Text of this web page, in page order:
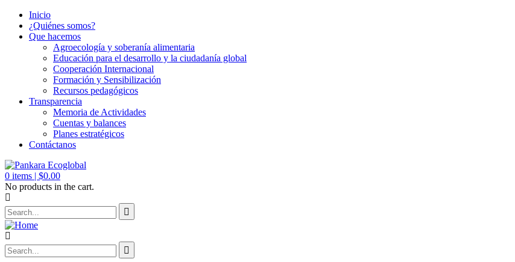
Inicio
¿Quiénes somos?
Que hacemos
Agroecología y soberanía alimentaria
Educación para el desarrollo y la ciudadanía global
Cooperación Internacional
Formación y Sensibilización
Recursos pedagógicos
Transparencia
Memoria de Actividades
Cuentas y balances
Planes estratégicos
Contáctanos
0 items | $0.00
No products in the cart.